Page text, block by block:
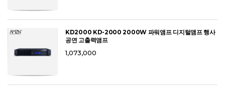
KD2000 KD-2000 2000W 파워앰프 디지털앰프 행사
공연 고출력앰프
1,073,000